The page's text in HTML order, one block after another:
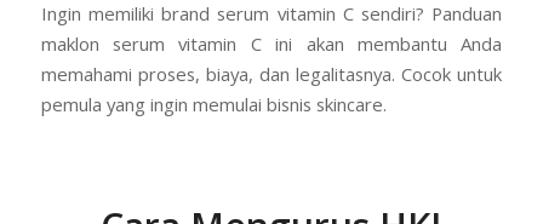
Ingin memiliki brand serum vitamin C sendiri? Panduan
maklon serum vitamin C ini akan membantu Anda
memahami proses, biaya, dan legalitasnya. Cocok untuk
pemula yang ingin memulai bisnis skincare.